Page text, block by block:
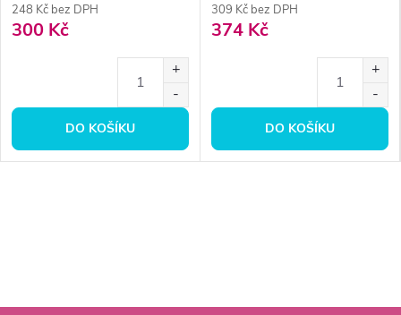
248 Kč bez DPH
300 Kč
DO KOŠÍKU
309 Kč bez DPH
374 Kč
DO KOŠÍKU